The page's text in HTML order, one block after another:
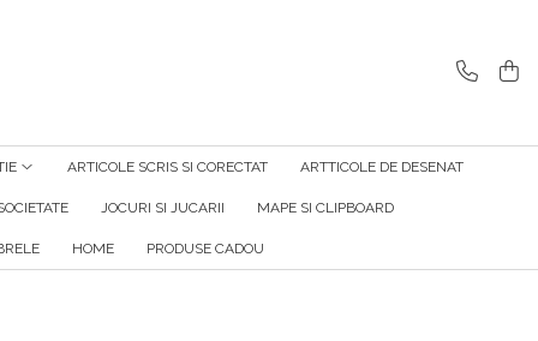
ARTICOLE SCRIS SI CORECTAT ARTTICOLE DE DESENAT
JOCURI SI JUCARII MAPE SI CLIPBOARD
HOME PRODUSE CADOU